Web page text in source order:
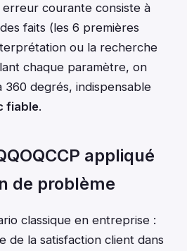
courante consiste à
faits (les 6 premières
ou la recherche
chaque paramètre, on
360 degrés, indispensable
fiable.
appliqué
de problème
classique en entreprise :
de la satisfaction client dans